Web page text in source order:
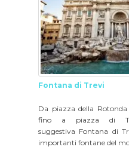
Fontana di Trevi
Da piazza della
fino a piazza di
suggestiva Fontana di
importanti fontane del